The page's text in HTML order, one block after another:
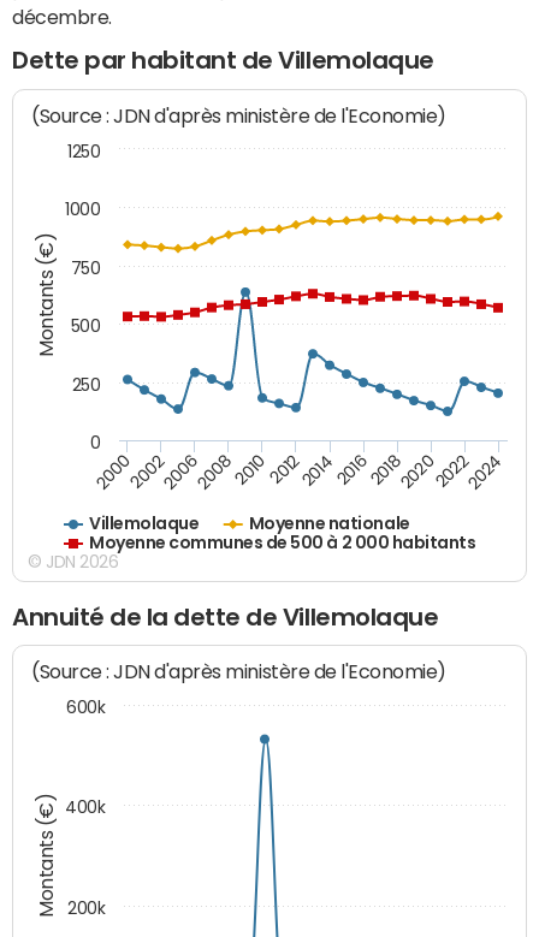
décembre.
Dette par habitant de Villemolaque
Montants (€)
(Source : JDN d'après ministère de l'Economie)
Villemolaque
Moyenne nationale
Moyenne communes de 500 à 2 000 habitants
200020022006200820102012201420162018202020222024
0
250
500
750
1000
1250
© JDN 2026
Annuité de la dette de Villemolaque
Montants (€)
(Source : JDN d'après ministère de l'Economie)
200k
400k
600k